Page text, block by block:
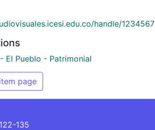
handle/
- El Pueblo - Patrimonial
page
135